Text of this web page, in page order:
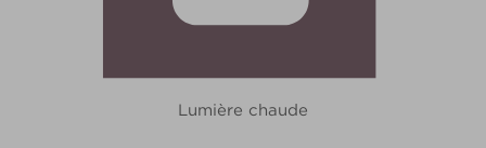
Lumière chaude